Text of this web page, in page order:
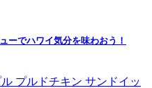
ーでハワイ気分を味わおう！
プルドチキン サンドイッ